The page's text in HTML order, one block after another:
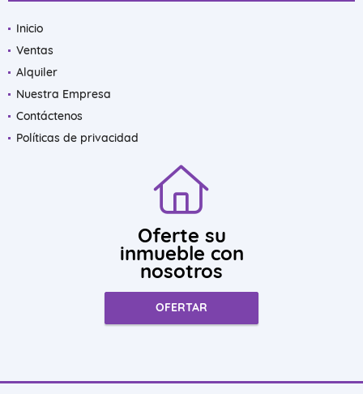
Inicio
Ventas
Alquiler
Nuestra Empresa
Contáctenos
Políticas de privacidad
Oferte su
inmueble con
nosotros
OFERTAR